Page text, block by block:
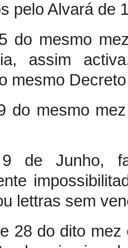
pelo Alvará de
do mesmo
assim
mesmo
do mesmo
de Junho,
lettras sem
28 do dito